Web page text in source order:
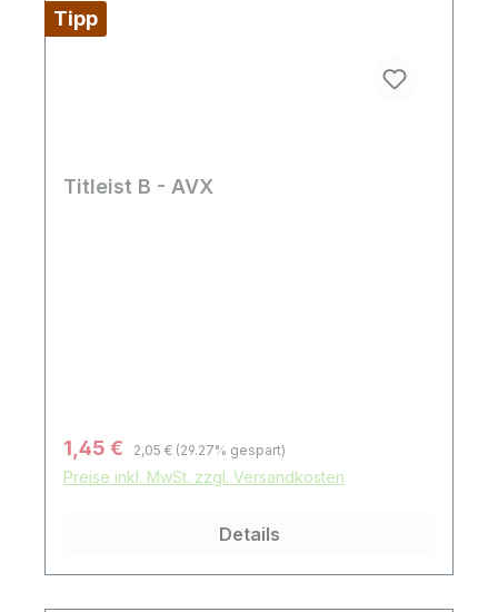
Tipp
Titleist B - AVX
Verkaufspreis:
1,45 € Regulärer Preis:
2,05 € (29.27% gespart)
Preise inkl. MwSt. zzgl. Versandkosten
Details